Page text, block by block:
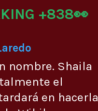
+838👀
nombre. Shaila
el
en hacerla